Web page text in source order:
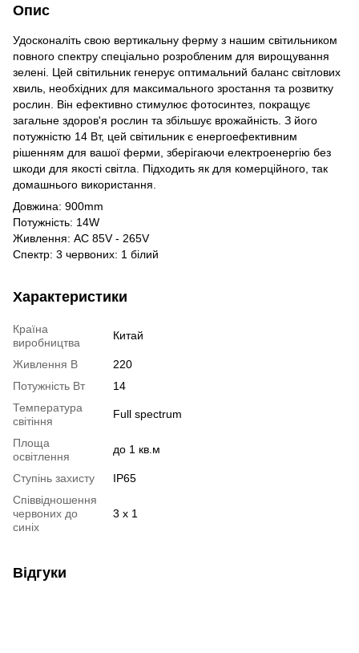
Опис
Удосконаліть свою вертикальну ферму з нашим світильником
повного спектру спеціально розробленим для вирощування
зелені. Цей світильник генерує оптимальний баланс світлових
хвиль, необхідних для максимального зростання та розвитку
рослин. Він ефективно стимулює фотосинтез, покращує
загальне здоров'я рослин та збільшує врожайність. З його
потужністю 14 Вт, цей світильник є енергоефективним
рішенням для вашої ферми, зберігаючи електроенергію без
шкоди для якості світла. Підходить як для комерційного, так
домашнього використання.
Довжина: 900mm
Потужність: 14W
Живлення: AC 85V - 265V
Спектр: 3 червоних: 1 білий
Характеристики
Країна
виробництва
Китай
Живлення В
220
Потужність Вт
14
Температура
світіння
Full spectrum
Площа
освітлення
до 1 кв.м
Ступінь захисту
IP65
Співвідношення
червоних до
синіх
3 х 1
Відгуки